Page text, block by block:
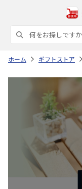
ホーム ギフトストア